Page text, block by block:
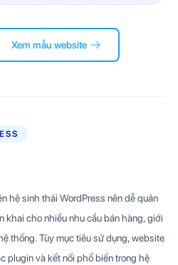
Xem mẫu website
hệ sinh thái WordPress nên dễ quản
khai cho nhiều nhu cầu bán hàng, giới
thống. Tùy mục tiêu sử dụng, website
plugin và kết nối phổ biến trong hệ